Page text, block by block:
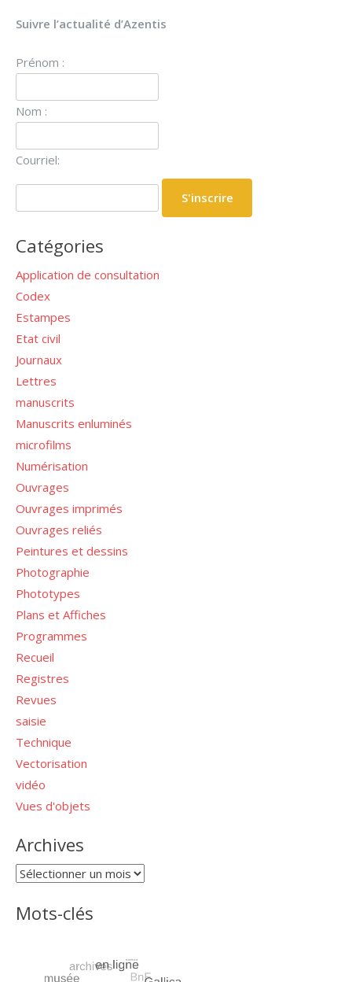
Suivre l’actualité d’Azentis
Prénom :
Nom :
Courriel:
Catégories
Application de consultation
Codex
Estampes
Etat civil
Journaux
Lettres
manuscrits
Manuscrits enluminés
microfilms
Numérisation
Ouvrages
Ouvrages imprimés
Ouvrages reliés
Peintures et dessins
Photographie
Phototypes
Plans et Affiches
Programmes
Recueil
Registres
Revues
saisie
Technique
Vectorisation
vidéo
Vues d'objets
Archives
Archives
Mots-clés